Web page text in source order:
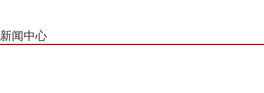
新闻中心